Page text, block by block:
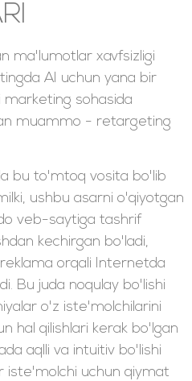
ma'lumotlar xavfsizligi
AI uchun yana bir
marketing sohasida
muammo - retargeting
bu to'mtoq vosita bo'lib
ushbu asarni o'qiyotgan
veb-saytiga tashrif
kechirgan bo'ladi,
orqali Internetda
Bu juda noqulay bo'lishi
o'z iste'molchilarini
hal qilishlari kerak bo'lgan
aqlli va intuitiv bo'lishi
iste'molchi uchun qiymat